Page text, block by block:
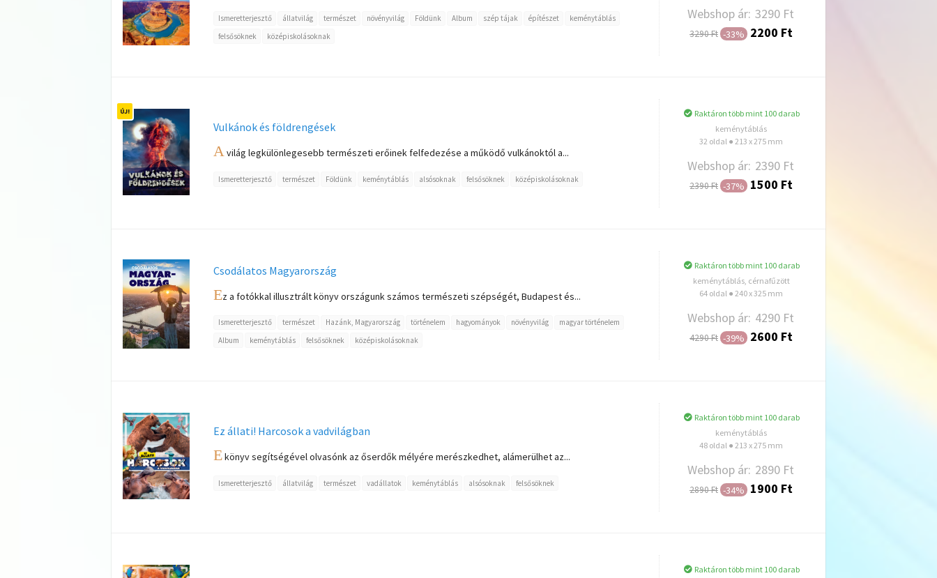
Ismeretterjesztő állatvilág természet növényvilág Földünk Album szép tájak építészet
keménytáblás
felsősöknek
középiskolásoknak
Webshop ár: 3290 Ft
3290 Ft -33% 2200 Ft
Vulkánok és földrengések
Avilág legkülönlegesebb természeti erőinek felfedezése a működő vulkánoktól a...
Ismeretterjesztő természet Földünk keménytáblás alsósoknak felsősöknek középiskolásoknak
Raktáron több mint 100 darab
keménytáblás
32 oldal ● 213 x 275 mm
Webshop ár: 2390 Ft
2390 Ft -37% 1500 Ft
Csodálatos Magyarország
Ez a fotókkal illusztrált könyv országunk számos természeti szépségét, Budapest és...
Ismeretterjesztő természet Hazánk, Magyarország történelem hagyományok növényvilág
magyar történelem
Album
keménytáblás felsősöknek középiskolásoknak
Raktáron több mint 100 darab
keménytáblás, cérnafűzött
64 oldal ● 240 x 325 mm
Webshop ár: 4290 Ft
4290 Ft -39% 2600 Ft
Ez állati! Harcosok a vadvilágban
Ekönyv segítségével olvasónk az őserdők mélyére merészkedhet, alámerülhet az...
Ismeretterjesztő állatvilág természet vadállatok keménytáblás alsósoknak felsősöknek
Raktáron több mint 100 darab
keménytáblás
48 oldal ● 213 x 275 mm
Webshop ár: 2890 Ft
2890 Ft -34% 1900 Ft
Raktáron több mint 100 darab